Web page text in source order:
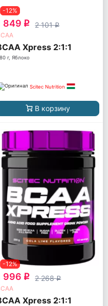
-12%
849 q 2 101q
Xpress 2:1:1
г, Яблоко
Scitec Nutrition
В корзину
-12%
996 q 2 268q
Xpress 2:1:1